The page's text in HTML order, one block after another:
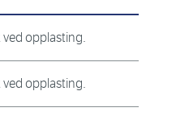
ved opplasting.
ved opplasting.